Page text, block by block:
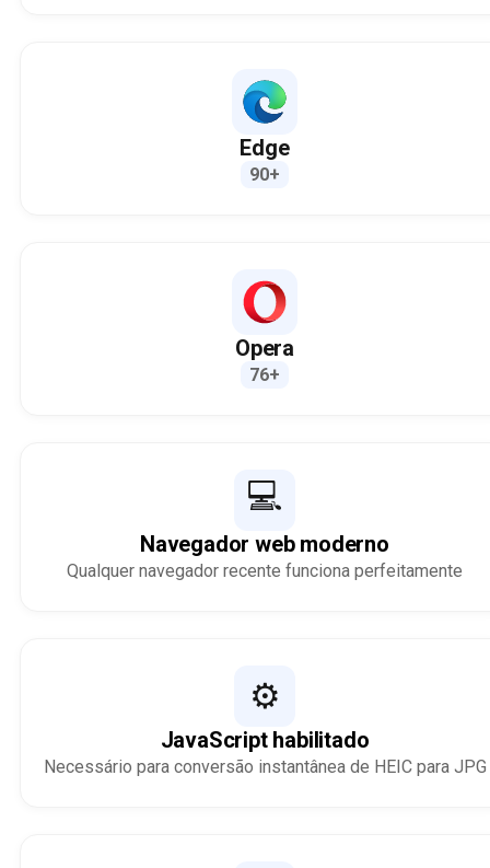
Edge
90+
Opera
76+
💻
Navegador web moderno
Qualquer navegador recente funciona perfeitamente
⚙️
JavaScript habilitado
Necessário para conversão instantânea de HEIC para JPG